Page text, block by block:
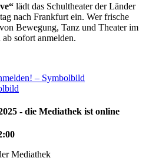
lädt das Schultheater der Länder
nach Frankfurt ein. Wer frische
Bewegung, Tanz und Theater im
sofort anmelden.
- die Mediathek ist online
Mediathek